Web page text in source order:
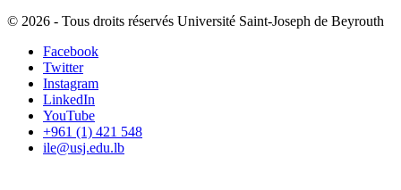
© 2026 - Tous droits réservés Université Saint-Joseph de Beyrouth
Facebook
Twitter
Instagram
LinkedIn
YouTube
+961 (1) 421 548
ile@usj.edu.lb